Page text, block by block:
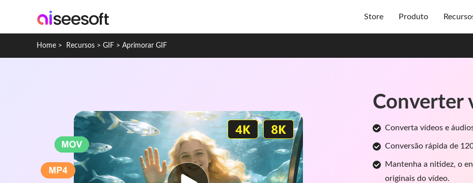
Store Produto
Home > Recursos > GIF > Aprimorar GIF
Converter
Converta vídeos e
Conversão rápida de
Mantenha a nitidez, o
originais do vídeo.